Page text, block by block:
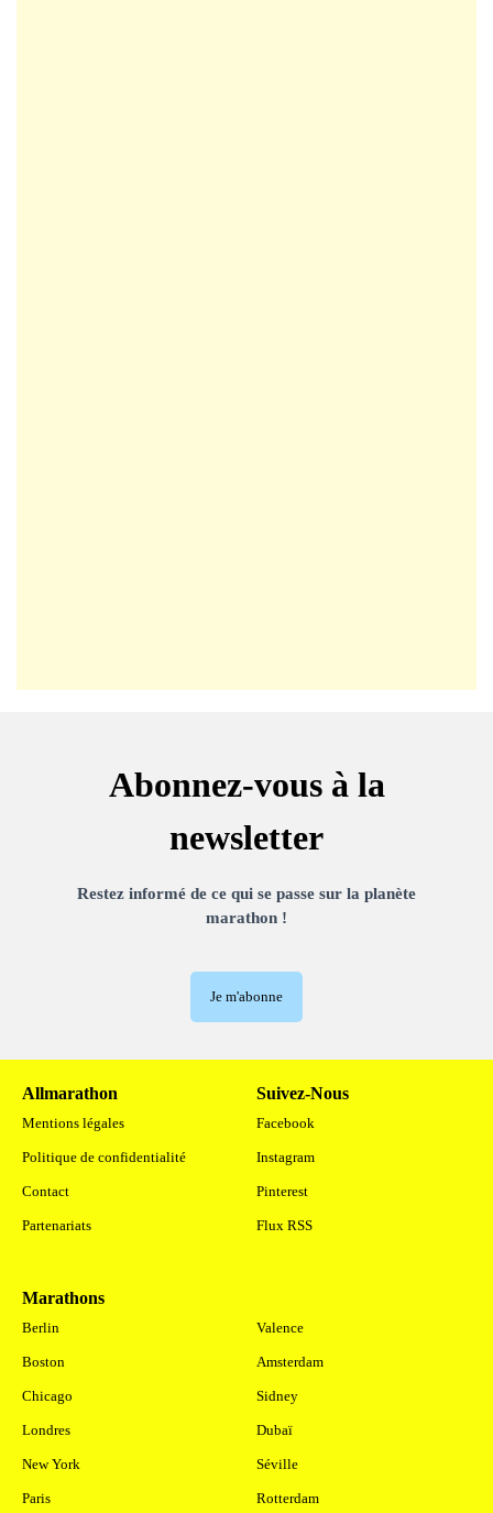
Abonnez-vous à la
newsletter
Restez informé de ce qui se passe sur la planète
marathon !
Je m'abonne
Allmarathon
Mentions légales
Politique de confidentialité
Contact
Partenariats
Suivez-Nous
Facebook
Instagram
Pinterest
Flux RSS
Marathons
Berlin
Boston
Chicago
Londres
New York
Paris
Valence
Amsterdam
Sidney
Dubaï
Séville
Rotterdam